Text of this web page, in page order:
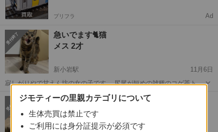
プリフラ Ad
急いでます🐈猫
メス 2才
新小岩駅
11月6日
寂しがりやで甘えん坊の女の子です。 尻尾が短めの雑種のコゲ茶トラ
ります！ 知り合いが病気になってしまい、里親が見つかるまでと頼ま
れ、ずっと飼育禁止のマンシ...
東京 江戸川区 新小岩駅 猫 去勢手術
人が大好き甘えん坊❤️キーくん♂推定3歳
オス 3才
ジモティーの里親カテゴリについて
生体売買は禁止です
ご利用には身分証提示が必須です